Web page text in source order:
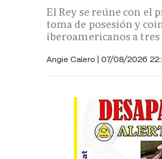
El Rey se reúne con el
toma de posesión y
iberoamericanos a tres
Angie Calero | 07/08/2026